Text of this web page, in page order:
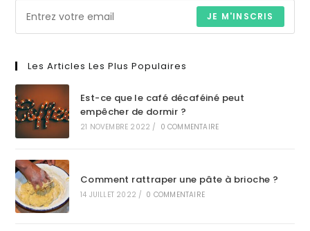
JE M'INSCRIS
Les Articles Les Plus Populaires
Est-ce que le café décaféiné peut
empêcher de dormir ?
21 NOVEMBRE 2022 / 0 COMMENTAIRE
Comment rattraper une pâte à brioche ?
14 JUILLET 2022 / 0 COMMENTAIRE